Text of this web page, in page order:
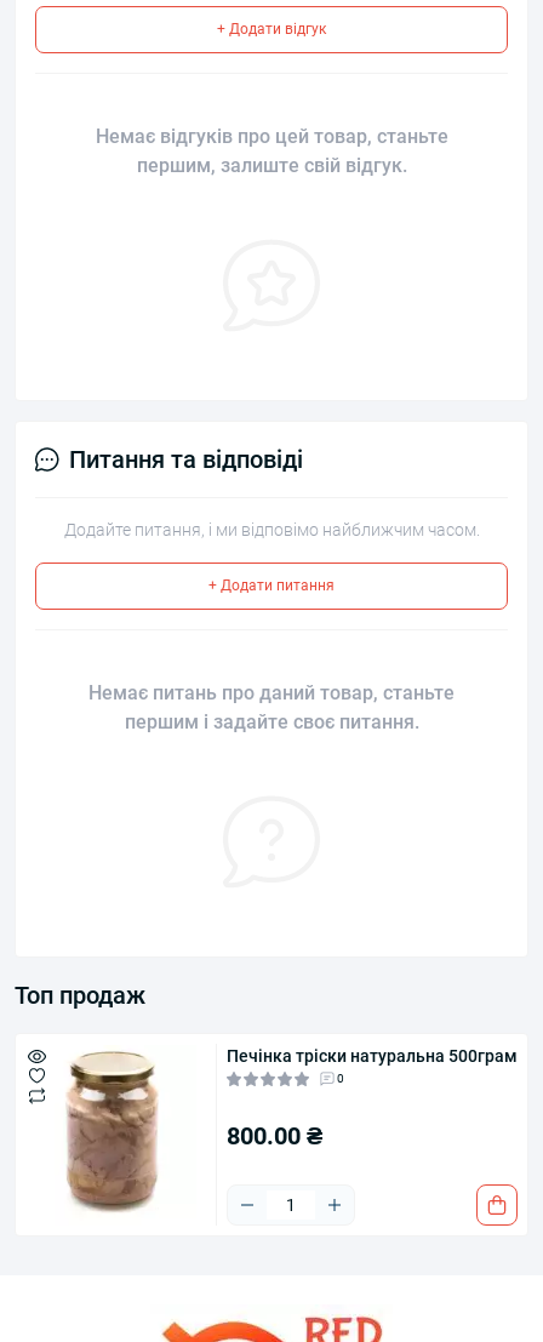
+ Додати відгук
Немає відгуків про цей товар, станьте
першим, залиште свій відгук.
Питання та відповіді
Додайте питання, і ми відповімо найближчим часом.
+ Додати питання
Немає питань про даний товар, станьте
першим і задайте своє питання.
Топ продаж
Печінка тріски натуральна 500грам
0
800.00 ₴